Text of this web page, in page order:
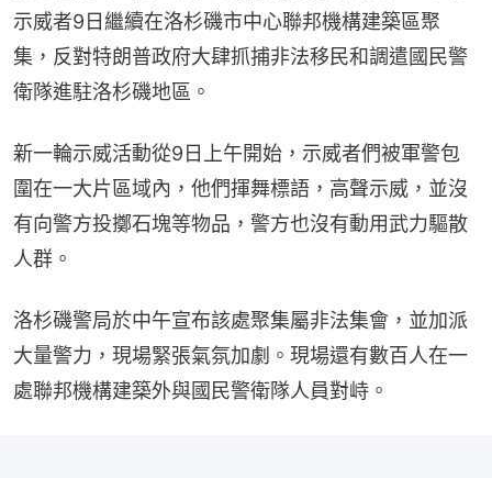
示威者9日繼續在洛杉磯市中心聯邦機構建築區聚
集，反對特朗普政府大肆抓捕非法移民和調遣國民警
衛隊進駐洛杉磯地區。
新一輪示威活動從9日上午開始，示威者們被軍警包
圍在一大片區域內，他們揮舞標語，高聲示威，並沒
有向警方投擲石塊等物品，警方也沒有動用武力驅散
人群。
洛杉磯警局於中午宣布該處聚集屬非法集會，並加派
大量警力，現場緊張氣氛加劇。現場還有數百人在一
處聯邦機構建築外與國民警衛隊人員對峙。